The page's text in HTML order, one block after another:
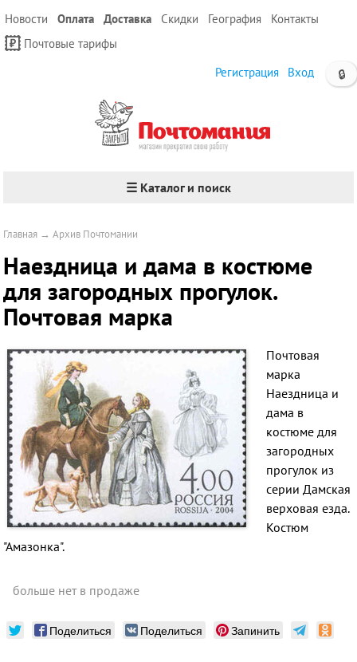
Новости Оплата Доставка Скидки География
Контакты
Почтовые тарифы
🔒
Регистрация Вход
☰ Каталог и поиск
Главная →Архив Почтомании
Наездница и дама в костюме
для загородных прогулок.
Почтовая марка
Почтовая
марка
Наездница и
дама в
костюме для
загородных
прогулок из
серии Дамская
верховая езда.
Костюм
"Амазонка".
больше нет в продаже
Поделиться Поделиться Запинить